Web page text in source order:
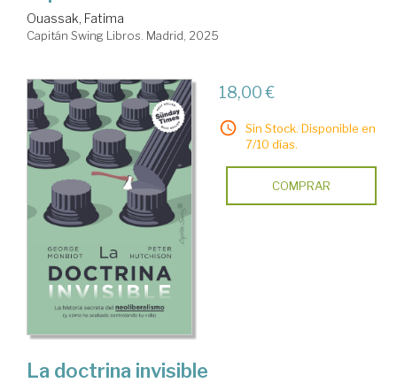
Ouassak, Fatima
Capitán Swing Libros. Madrid, 2025
18,00 €
Sin Stock. Disponible en
7/10 días.
COMPRAR
La doctrina invisible